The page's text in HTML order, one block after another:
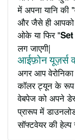
में अपना यानि की
और जैसे ही
ओके या फिर "
लग जाएगी|
आईफ़ोन यूज़र्स
अगर आप
कॉलर ट्यून के रूप
वेबपेज को अपने
प्रारूप में
सॉफ्टवेयर की